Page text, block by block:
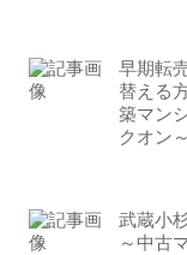
早期転
替える
築マン
クオン
武蔵小
～中古